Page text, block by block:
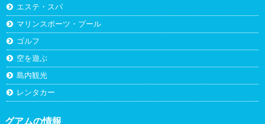
エステ・スパ
マリンスポーツ・プール
ゴルフ
空を遊ぶ
島内観光
レンタカー
グアムの情報